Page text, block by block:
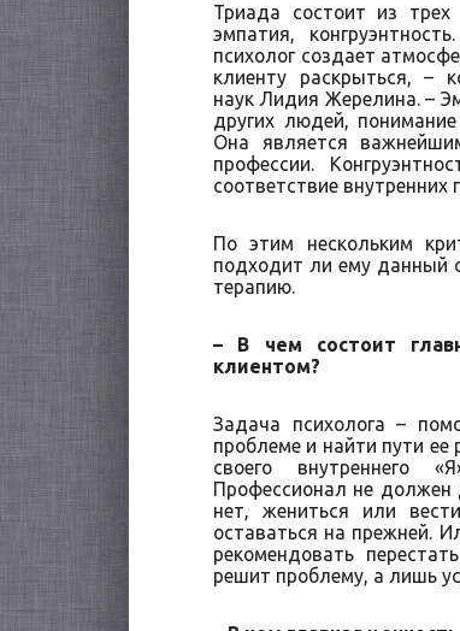
Триада состоит из трех
эмпатия,
психолог создает
клиенту раскрыться, –
наук Лидия Жерелина. –
других людей,
Она является
профессии.
соответствие
По этим нескольким
подходит ли ему данный
терапию.
– В чем состоит
клиентом?
Задача психолога –
проблеме и найти пути
своего внутреннего
Профессионал не должен
нет, жениться или
оставаться на прежней.
рекомендовать
решит проблему, а лишь